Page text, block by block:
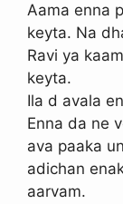
Aama enna
keyta. Na
Ravi ya
keyta.
Ila d avala
Enna da ne
ava paaka
adichan
aarvam.